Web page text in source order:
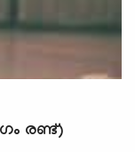
രണ്ട്)